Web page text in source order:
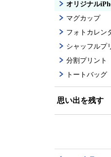
オリジナル
マグカップ
フォトカレン
シャッフルプ
分割プリント
トートバッグ
思い出を残す